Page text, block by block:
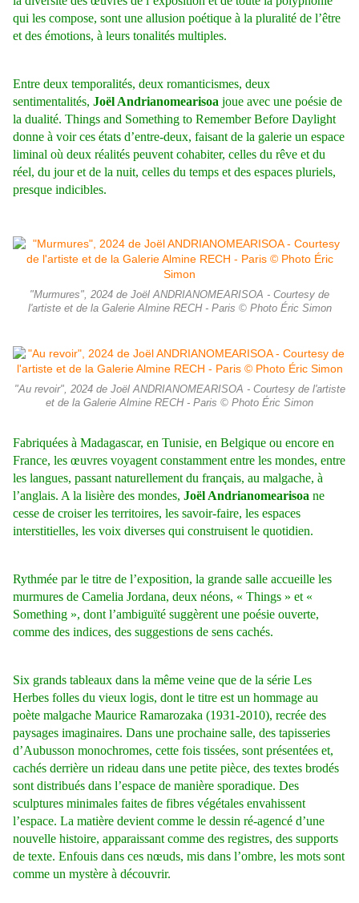
qui les compose, sont une allusion poétique à la pluralité de l’être
et des émotions, à leurs tonalités multiples.
Entre deux temporalités, deux romanticismes, deux
sentimentalités, Joël Andrianomearisoa joue avec une poésie de
la dualité. Things and Something to Remember Before Daylight
donne à voir ces états d’entre-deux, faisant de la galerie un espace
liminal où deux réalités peuvent cohabiter, celles du rêve et du
réel, du jour et de la nuit, celles du temps et des espaces pluriels,
presque indicibles.
"Murmures", 2024 de Joël ANDRIANOMEARISOA - Courtesy de
l'artiste et de la Galerie Almine RECH - Paris © Photo Éric Simon
"Au revoir", 2024 de Joël ANDRIANOMEARISOA - Courtesy de l'artiste
et de la Galerie Almine RECH - Paris © Photo Éric Simon
Fabriquées à Madagascar, en Tunisie, en Belgique ou encore en
France, les œuvres voyagent constamment entre les mondes, entre
les langues, passant naturellement du français, au malgache, à
l’anglais. A la lisière des mondes, Joël Andrianomearisoa ne
cesse de croiser les territoires, les savoir-faire, les espaces
interstitielles, les voix diverses qui construisent le quotidien.
Rythmée par le titre de l’exposition, la grande salle accueille les
murmures de Camelia Jordana, deux néons, « Things » et «
Something », dont l’ambiguïté suggèrent une poésie ouverte,
comme des indices, des suggestions de sens cachés.
Six grands tableaux dans la même veine que de la série Les
Herbes folles du vieux logis, dont le titre est un hommage au
poète malgache Maurice Ramarozaka (1931-2010), recrée des
paysages imaginaires. Dans une prochaine salle, des tapisseries
d’Aubusson monochromes, cette fois tissées, sont présentées et,
cachés derrière un rideau dans une petite pièce, des textes brodés
sont distribués dans l’espace de manière sporadique. Des
sculptures minimales faites de fibres végétales envahissent
l’espace. La matière devient comme le dessin ré-agencé d’une
nouvelle histoire, apparaissant comme des registres, des supports
de texte. Enfouis dans ces nœuds, mis dans l’ombre, les mots sont
comme un mystère à découvrir.